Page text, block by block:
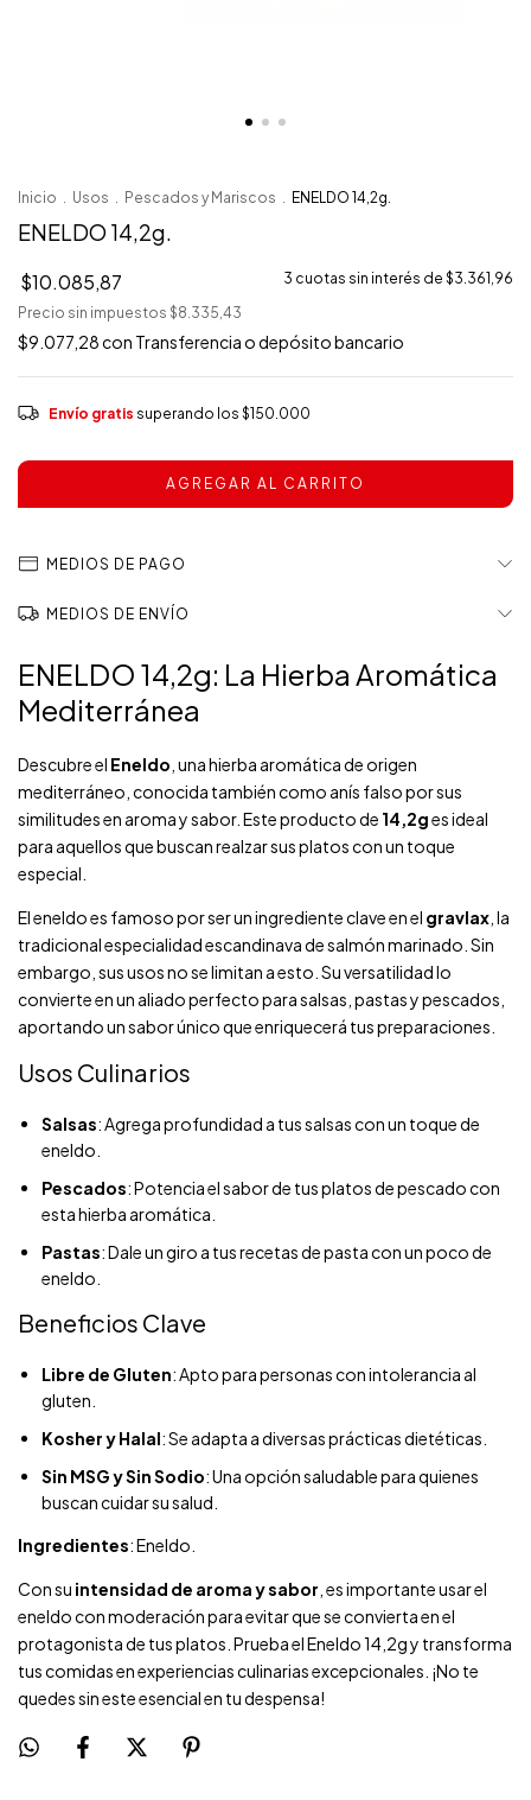
Inicio . Usos . Pescados y Mariscos . ENELDO 14,2g.
ENELDO 14,2g.
$10.085,87 3 cuotas sin interés de $3.361,96
Precio sin impuestos $8.335,43
$9.077,28con Transferencia o depósito bancario
Envío gratis superando los $150.000
MEDIOS DE PAGO
MEDIOS DE ENVÍO
ENELDO 14,2g: La Hierba Aromática
Mediterránea
Descubre el Eneldo , una hierba aromática de origen
mediterráneo, conocida también como anís falso por sus
similitudes en aroma y sabor. Este producto de 14,2ges ideal
para aquellos que buscan realzar sus platos con un toque
especial.
El eneldo es famoso por ser un ingrediente clave en el gravlax , la
tradicional especialidad escandinava de salmón marinado. Sin
embargo, sus usos no se limitan a esto. Su versatilidad lo
convierte en un aliado perfecto para salsas, pastas y pescados,
aportando un sabor único que enriquecerá tus preparaciones.
Usos Culinarios
Salsas: Agrega profundidad a tus salsas con un toque de
eneldo.
Pescados: Potencia el sabor de tus platos de pescado con
esta hierba aromática.
Pastas: Dale un giro a tus recetas de pasta con un poco de
eneldo.
Beneficios Clave
Libre de Gluten: Apto para personas con intolerancia al
gluten.
Kosher y Halal: Se adapta a diversas prácticas dietéticas.
Sin MSG y Sin Sodio: Una opción saludable para quienes
buscan cuidar su salud.
Ingredientes: Eneldo.
Con su intensidad de aroma y sabor , es importante usar el
eneldo con moderación para evitar que se convierta en el
protagonista de tus platos. Prueba el Eneldo 14,2g y transforma
tus comidas en experiencias culinarias excepcionales. ¡No te
quedes sin este esencial en tu despensa!